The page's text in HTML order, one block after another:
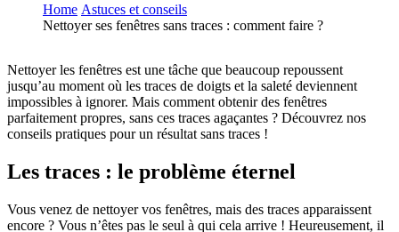
Home Astuces et conseils
Nettoyer ses fenêtres sans traces : comment faire ?
Nettoyer les fenêtres est une tâche que beaucoup repoussent
jusqu’au moment où les traces de doigts et la saleté deviennent
impossibles à ignorer. Mais comment obtenir des fenêtres
parfaitement propres, sans ces traces agaçantes ? Découvrez nos
conseils pratiques pour un résultat sans traces !
Les traces : le problème éternel
Vous venez de nettoyer vos fenêtres, mais des traces apparaissent
encore ? Vous n’êtes pas le seul à qui cela arrive ! Heureusement, il